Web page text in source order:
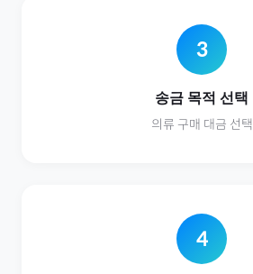
3
송금 목적 선택
의류 구매 대금 선택
4